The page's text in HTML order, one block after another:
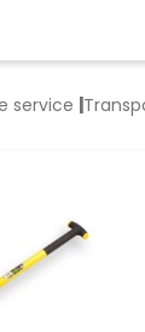
service